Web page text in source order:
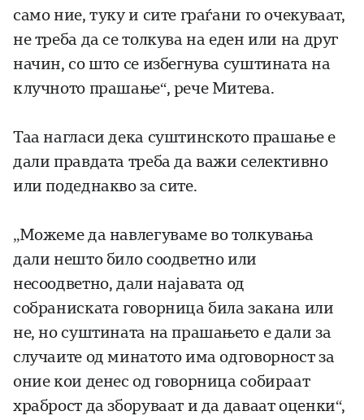
само ние, туку и сите граѓани го очекуваат,
не треба да се толкува на еден или на друг
начин, со што се избегнува суштината на
клучното прашање“, рече Митева.
Таа нагласи дека суштинското прашање е
дали правдата треба да важи селективно
или подеднакво за сите.
„Можеме да навлегуваме во толкувања
дали нешто било соодветно или
несоодветно, дали најавата од
собраниската говорница била закана или
не, но суштината на прашањето е дали за
случаите од минатото има одговорност за
оние кои денес од говорница собираат
храброст да зборуваат и да даваат оценки“,